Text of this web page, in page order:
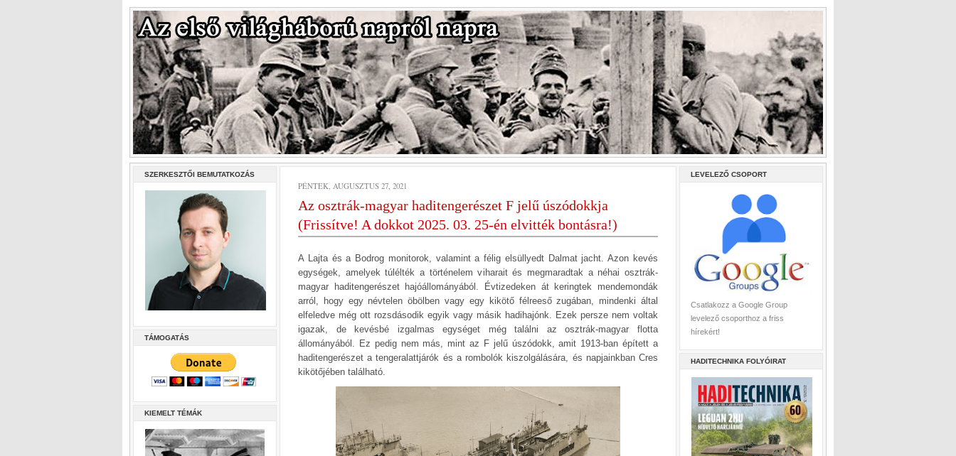
SZERKESZTŐI BEMUTATKOZÁS
TÁMOGATÁS
KIEMELT TÉMÁK
PÉNTEK, AUGUSZTUS 27, 2021
Az osztrák-magyar haditengerészet F jelű úszódokkja
(Frissítve! A dokkot 2025. 03. 25-én elvitték bontásra!)
A Lajta és a Bodrog monitorok, valamint a félig elsüllyedt Dalmat jacht. Azon kevés
egységek, amelyek túlélték a történelem viharait és megmaradtak a néhai osztrák-
magyar haditengerészet hajóállományából. Évtizedeken át keringtek mendemondák
arról, hogy egy névtelen öbölben vagy egy kikötő félreeső zugában, mindenki által
elfeledve még ott rozsdásodik egyik vagy másik hadihajónk. Ezek persze nem voltak
igazak, de kevésbé izgalmas egységet még találni az osztrák-magyar flotta
állományából. Ez pedig nem más, mint az F jelű úszódokk, amit 1913-ban épített a
haditengerészet a tengeralattjárók és a rombolók kiszolgálására, és napjainkban Cres
kikötőjében található.
LEVELEZŐ CSOPORT
Csatlakozz a Google Group
levelező csoporthoz a friss
hírekért!
HADITECHNIKA FOLYÓIRAT